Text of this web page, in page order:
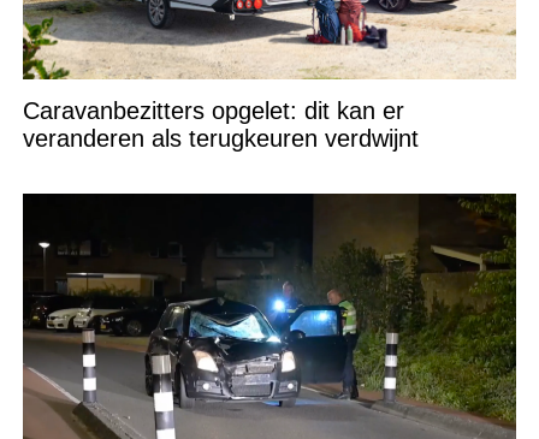
Caravanbezitters opgelet: dit kan er
veranderen als terugkeuren verdwijnt